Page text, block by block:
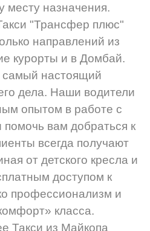
месту назначения.
"Трансфер плюс"
направлений из
курорты и в Домбай.
самый настоящий
дела. Наши водители
опытом в работе с
помочь вам добраться к
всегда получают
от детского кресла и
доступом к
профессионализм и
класса.
Такси из Майкопа